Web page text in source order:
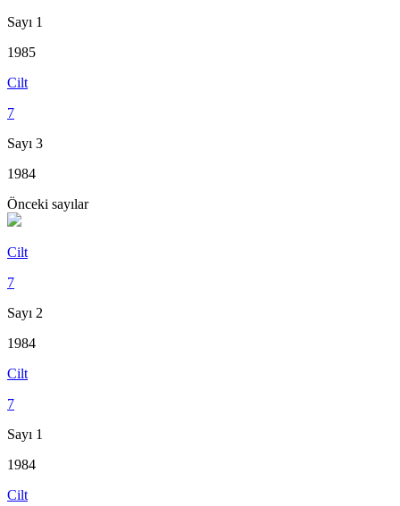
Sayı 1
1985
Cilt
7
Sayı 3
1984
Önceki sayılar
Cilt
7
Sayı 2
1984
Cilt
7
Sayı 1
1984
Cilt